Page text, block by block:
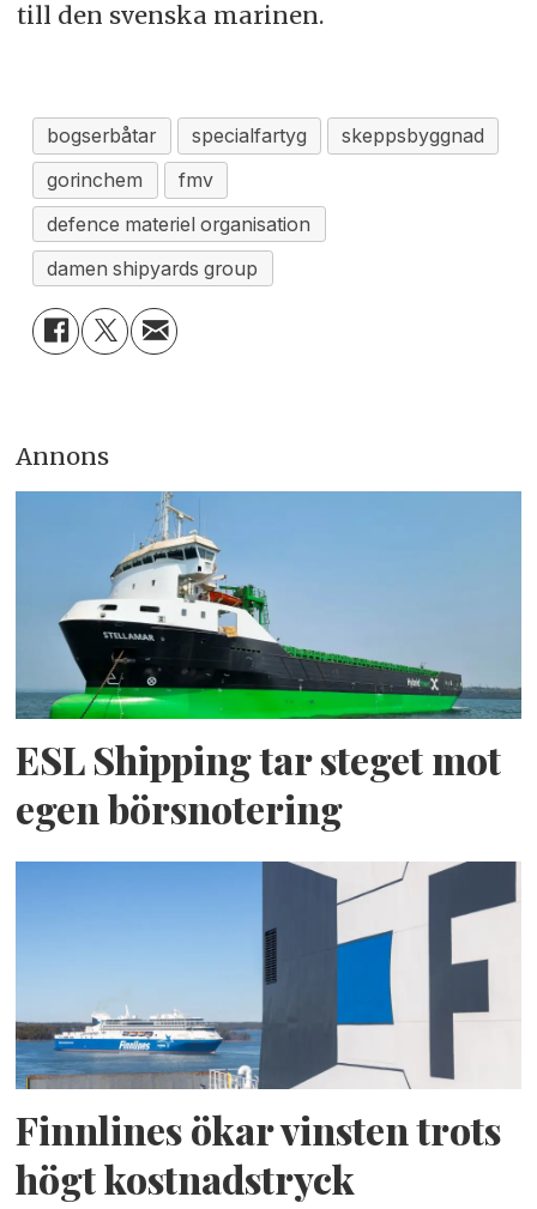
till den svenska marinen.
bogserbåtar specialfartyg
skeppsbyggnad
gorinchem
fmv
defence materiel organisation
damen shipyards group
Annons
ESL Shipping tar steget mot
egen börsnotering
Finnlines ökar vinsten trots
högt kostnadstryck